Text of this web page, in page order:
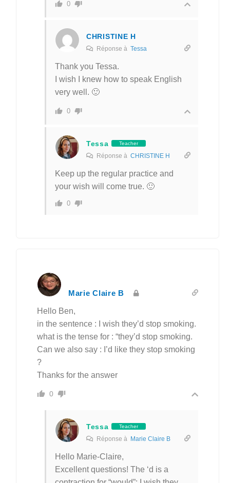
0
CHRISTINE H
Réponse à Tessa
Thank you Tessa.
I wish I knew how to speak English
very well. 🙂
0
Tessa Teacher
Réponse à CHRISTINE H
Keep up the regular practice and
your wish will come true. 🙂
0
Marie Claire B
Hello Ben,
in the sentence : I wish they’d stop smoking.
what is the tense for : “they’d stop smoking.
Can we also say : I’d like they stop smoking
?
Thanks for the answer
0
Tessa Teacher
Réponse à Marie Claire B
Hello Marie-Claire,
Excellent questions! The ‘d is a